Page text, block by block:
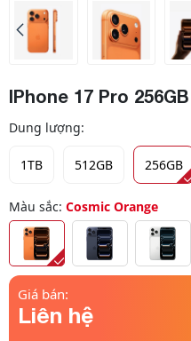
IPhone 17 Pro
Dung lượng:
1TB 512GB 256GB
Màu sắc: Cosmic Orange
Giá bán:
Liên hệ